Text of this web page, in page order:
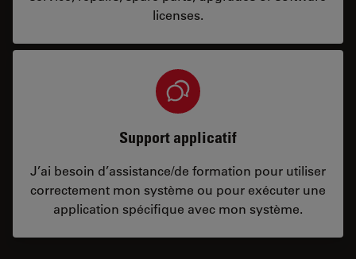
licenses.
Support applicatif
J’ai besoin d’assistance/de formation pour utiliser
correctement mon système ou pour exécuter une
application spécifique avec mon système.